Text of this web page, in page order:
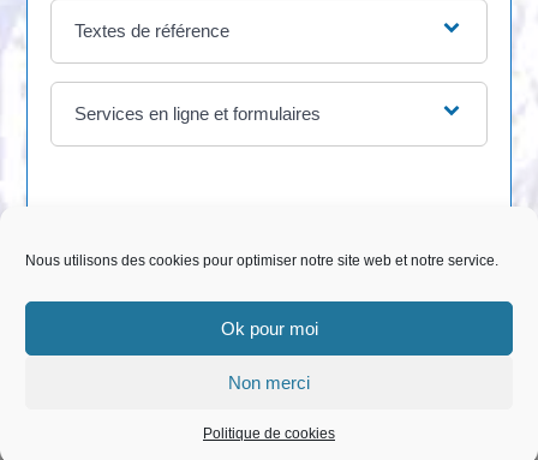
Nous utilisons des cookies pour optimiser notre site web et notre service.
Ok pour moi
Non merci
Politique de cookies
Textes de référence
Services en ligne et formulaires
Garonne - Tous droits réservés